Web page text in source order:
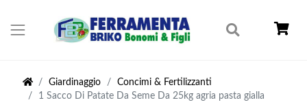
Giardinaggio
Concimi & Fertilizzanti
1 Sacco Di Patate Da Seme Da 25kg agria pasta gialla